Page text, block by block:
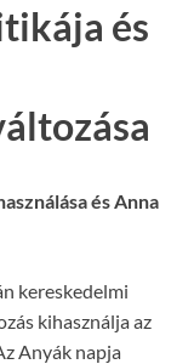
és
és Anna
kereskedelmi
kihasználja az
Anyák napja